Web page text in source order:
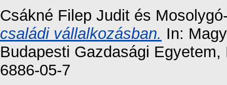
Csákné Filep Judit és
családi vállalkozásban. In:
Budapesti Gazdasági
6886-05-7